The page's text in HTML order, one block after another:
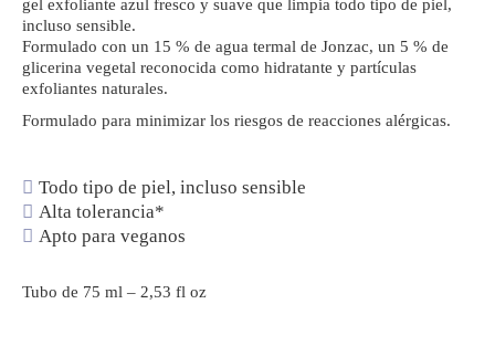
gel exfoliante azul fresco y suave que limpia todo tipo de piel,
incluso sensible.
Formulado con un 15 % de agua termal de Jonzac, un 5 % de
glicerina vegetal reconocida como hidratante y partículas
exfoliantes naturales.
Formulado para minimizar los riesgos de reacciones alérgicas.
Todo tipo de piel, incluso sensible
Alta tolerancia*
Apto para veganos
Tubo de 75 ml – 2,53 fl oz